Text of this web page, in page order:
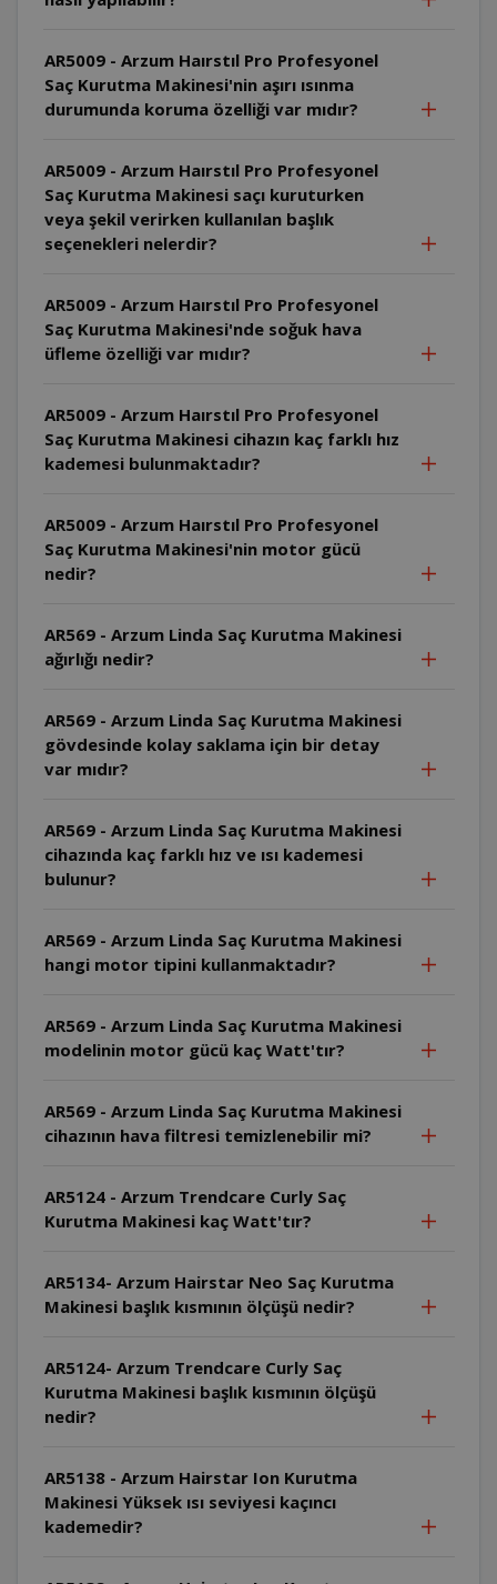
AR5009 - Arzum Haırstıl Pro Profesyonel
Saç Kurutma Makinesi'nin aşırı ısınma
durumunda koruma özelliği var mıdır?
AR5009 - Arzum Haırstıl Pro Profesyonel
Saç Kurutma Makinesi saçı kuruturken
veya şekil verirken kullanılan başlık
seçenekleri nelerdir?
AR5009 - Arzum Haırstıl Pro Profesyonel
Saç Kurutma Makinesi'nde soğuk hava
üfleme özelliği var mıdır?
AR5009 - Arzum Haırstıl Pro Profesyonel
Saç Kurutma Makinesi cihazın kaç farklı hız
kademesi bulunmaktadır?
AR5009 - Arzum Haırstıl Pro Profesyonel
Saç Kurutma Makinesi'nin motor gücü
nedir?
AR569 - Arzum Linda Saç Kurutma Makinesi
ağırlığı nedir?
AR569 - Arzum Linda Saç Kurutma Makinesi
gövdesinde kolay saklama için bir detay
var mıdır?
AR569 - Arzum Linda Saç Kurutma Makinesi
cihazında kaç farklı hız ve ısı kademesi
bulunur?
AR569 - Arzum Linda Saç Kurutma Makinesi
hangi motor tipini kullanmaktadır?
AR569 - Arzum Linda Saç Kurutma Makinesi
modelinin motor gücü kaç Watt'tır?
AR569 - Arzum Linda Saç Kurutma Makinesi
cihazının hava filtresi temizlenebilir mi?
AR5124 - Arzum Trendcare Curly Saç
Kurutma Makinesi kaç Watt'tır?
AR5134- Arzum Hairstar Neo Saç Kurutma
Makinesi başlık kısmının ölçüşü nedir?
AR5124- Arzum Trendcare Curly Saç
Kurutma Makinesi başlık kısmının ölçüşü
nedir?
AR5138 - Arzum Hairstar Ion Kurutma
Makinesi Yüksek ısı seviyesi kaçıncı
kademedir?